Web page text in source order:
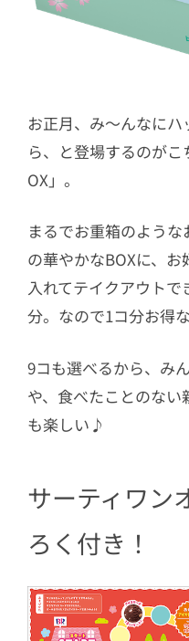
お正月、み～んなに
ら、と登場するのが
OX」。
まるでお重箱のよう
の華やかなBOXに、お
入れてテイクアウトで
分。なので1コ分お得
9コも選べるから、み
や、食べたことのな
も楽しい♪
サーティワン
ろく付き！